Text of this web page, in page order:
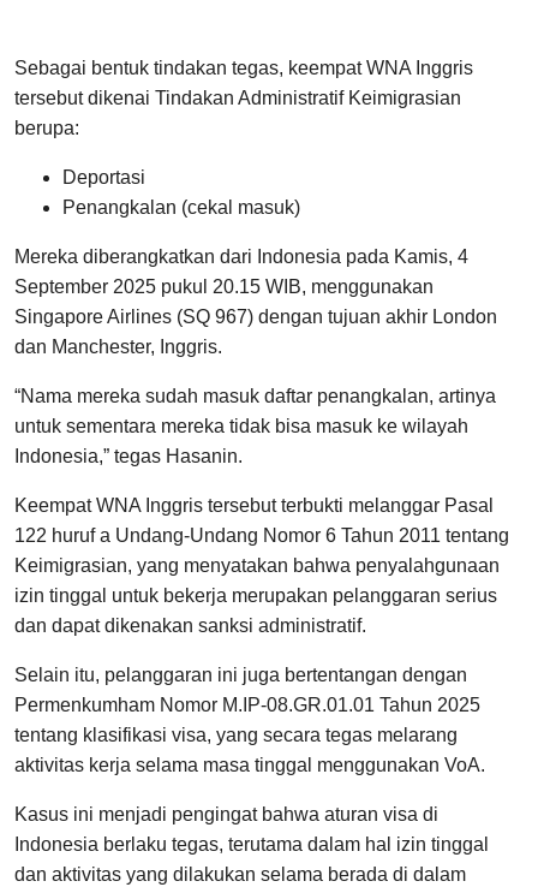
Sebagai bentuk tindakan tegas, keempat WNA Inggris
tersebut dikenai Tindakan Administratif Keimigrasian
berupa:
Deportasi
Penangkalan (cekal masuk)
Mereka diberangkatkan dari Indonesia pada Kamis, 4
September 2025 pukul 20.15 WIB, menggunakan
Singapore Airlines (SQ 967) dengan tujuan akhir London
dan Manchester, Inggris.
“Nama mereka sudah masuk daftar penangkalan, artinya
untuk sementara mereka tidak bisa masuk ke wilayah
Indonesia,” tegas Hasanin.
Keempat WNA Inggris tersebut terbukti melanggar Pasal
122 huruf a Undang-Undang Nomor 6 Tahun 2011 tentang
Keimigrasian, yang menyatakan bahwa penyalahgunaan
izin tinggal untuk bekerja merupakan pelanggaran serius
dan dapat dikenakan sanksi administratif.
Selain itu, pelanggaran ini juga bertentangan dengan
Permenkumham Nomor M.IP-08.GR.01.01 Tahun 2025
tentang klasifikasi visa, yang secara tegas melarang
aktivitas kerja selama masa tinggal menggunakan VoA.
Kasus ini menjadi pengingat bahwa aturan visa di
Indonesia berlaku tegas, terutama dalam hal izin tinggal
dan aktivitas yang dilakukan selama berada di dalam